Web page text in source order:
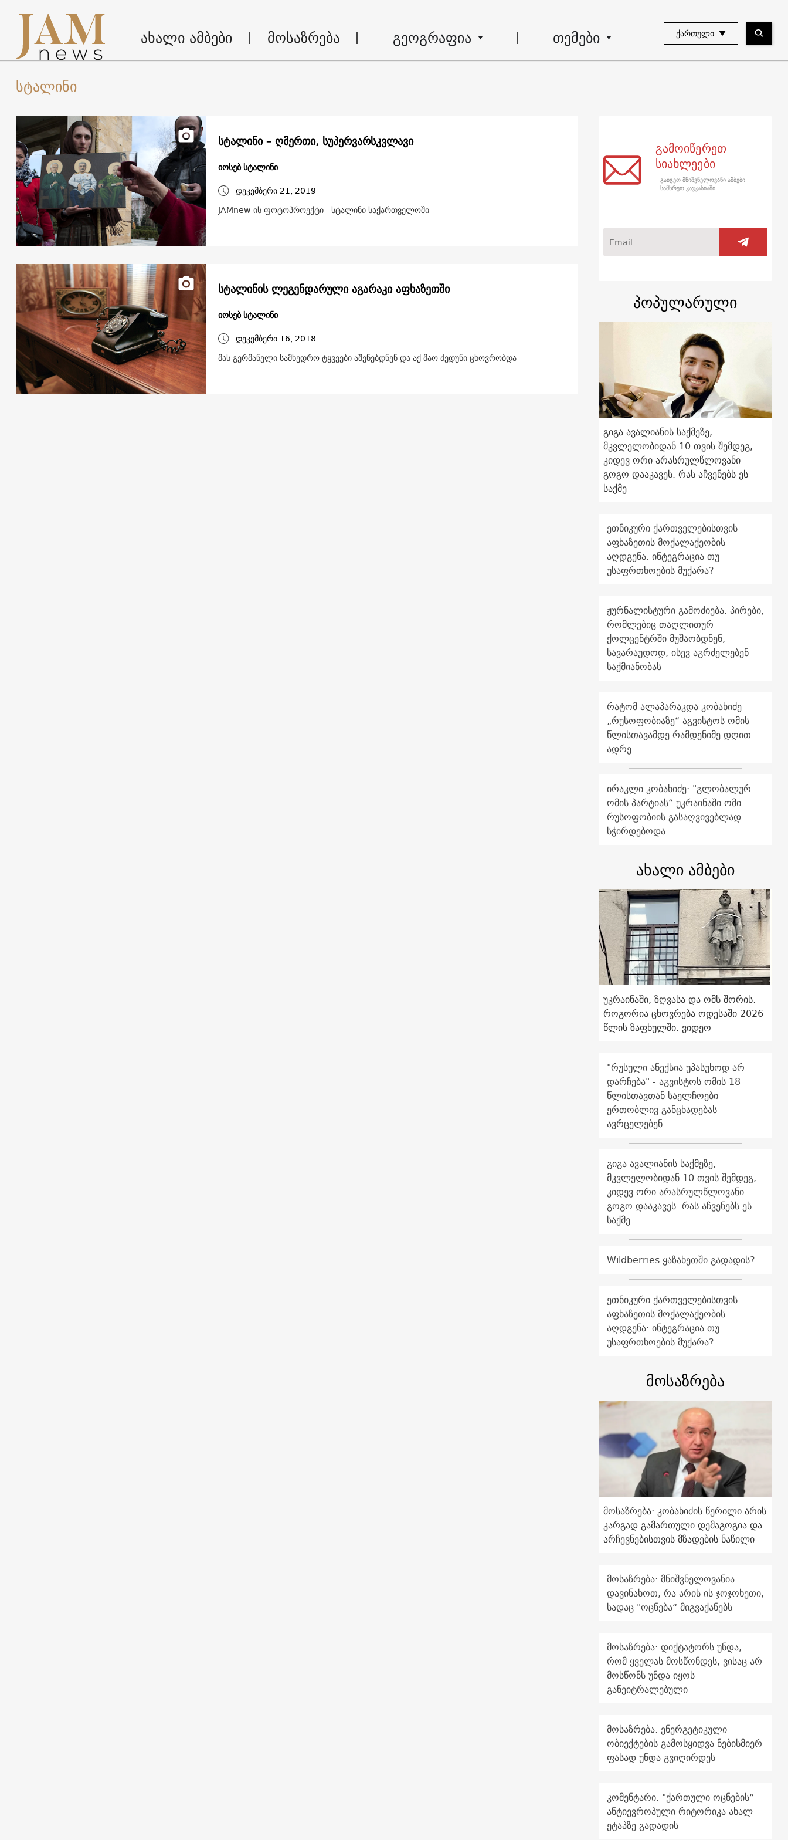
ახალი ამბები მოსაზრება გეოგრაფია თემები ᲥᲐᲠᲗᲣᲚᲘ
სტალინი
სტალინი – ღმერთი, სუპერვარსკვლავი
იოსებ სტალინი
დეკემბერი 21, 2019
JAMnew-ის ფოტოპროექტი - სტალინი საქართველოში
სტალინის ლეგენდარული აგარაკი აფხაზეთში
იოსებ სტალინი
დეკემბერი 16, 2018
მას გერმანელი სამხედრო ტყვეები აშენებდნენ და აქ მაო ძედუნი ცხოვრობდა
გამოიწერეთ
სიახლეები
გაიგეთ მნიშვნელოვანი ამბები
სამხრეთ კავკასიაში
პოპულარული
გიგა ავალიანის საქმეზე,
მკვლელობიდან 10 თვის შემდეგ,
კიდევ ორი არასრულწლოვანი
გოგო დააკავეს. რას აჩვენებს ეს
საქმე
ეთნიკური ქართველებისთვის
აფხაზეთის მოქალაქეობის
აღდგენა: ინტეგრაცია თუ
უსაფრთხოების მუქარა?
ჟურნალისტური გამოძიება: პირები,
რომლებიც თაღლითურ
ქოლცენტრში მუშაობდნენ,
სავარაუდოდ, ისევ აგრძელებენ
საქმიანობას
რატომ ალაპარაკდა კობახიძე
„რუსოფობიაზე“ აგვისტოს ომის
წლისთავამდე რამდენიმე დღით
ადრე
ირაკლი კობახიძე: "გლობალურ
ომის პარტიას“ უკრაინაში ომი
რუსოფობიის გასაღვივებლად
სჭირდებოდა
ახალი ამბები
უკრაინაში, ზღვასა და ომს შორის:
როგორია ცხოვრება ოდესაში 2026
წლის ზაფხულში. ვიდეო
"რუსული ანექსია უპასუხოდ არ
დარჩება" - აგვისტოს ომის 18
წლისთავთან საელჩოები
ერთობლივ განცხადებას
ავრცელებენ
გიგა ავალიანის საქმეზე,
მკვლელობიდან 10 თვის შემდეგ,
კიდევ ორი არასრულწლოვანი
გოგო დააკავეს. რას აჩვენებს ეს
საქმე
Wildberries ყაზახეთში გადადის?
ეთნიკური ქართველებისთვის
აფხაზეთის მოქალაქეობის
აღდგენა: ინტეგრაცია თუ
უსაფრთხოების მუქარა?
მოსაზრება
მოსაზრება: კობახიძის წერილი არის
კარგად გამართული დემაგოგია და
არჩევნებისთვის მზადების ნაწილი
მოსაზრება: მნიშვნელოვანია
დავინახოთ, რა არის ის ჯოჯოხეთი,
სადაც "ოცნება“ მიგვაქანებს
მოსაზრება: დიქტატორს უნდა,
რომ ყველას მოსწონდეს, ვისაც არ
მოსწონს უნდა იყოს
განეიტრალებული
მოსაზრება: ენერგეტიკული
ობიექტების გამოსყიდვა ნებისმიერ
ფასად უნდა გვიღირდეს
კომენტარი: "ქართული ოცნების“
ანტიევროპული რიტორიკა ახალ
ეტაპზე გადადის